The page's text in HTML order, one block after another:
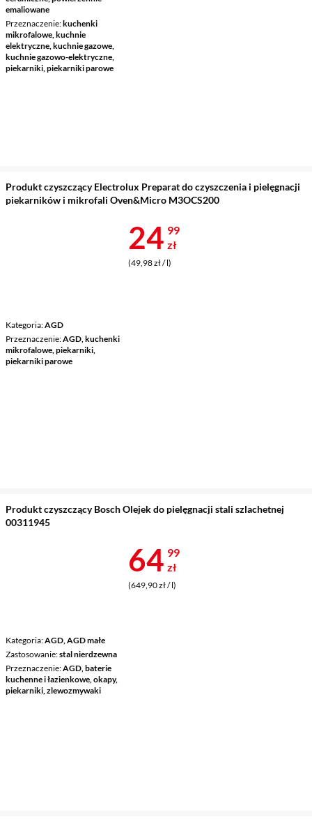
emaliowane
Przeznaczenie kuchenki
mikrofalowe, kuchnie
elektryczne, kuchnie gazowe,
kuchnie gazowo-elektryczne,
piekarniki, piekarniki parowe
Produkt czyszczący Electrolux Preparat do czyszczenia i pielęgnacji
piekarników i mikrofali Oven&Micro M3OCS200
Kategoria AGD
Przeznaczenie AGD, kuchenki
mikrofalowe, piekarniki,
piekarniki parowe
Cena 24,99
24 99
zł
(49,98 zł / l)
Produkt czyszczący Bosch Olejek do pielęgnacji stali szlachetnej
00311945
Kategoria AGD, AGD małe
Zastosowanie stal nierdzewna
Przeznaczenie AGD, baterie
kuchenne i łazienkowe, okapy,
piekarniki, zlewozmywaki
Cena 64,99
64 99
zł
(649,90 zł / l)